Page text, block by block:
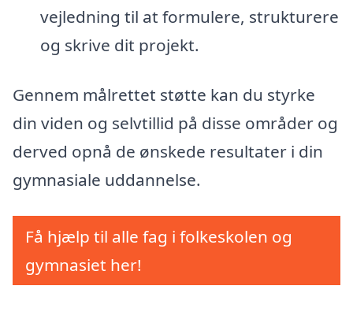
vejledning til at formulere, strukturere
og skrive dit projekt.
Gennem målrettet støtte kan du styrke
din viden og selvtillid på disse områder og
derved opnå de ønskede resultater i din
gymnasiale uddannelse.
Få hjælp til alle fag i folkeskolen og
gymnasiet her!